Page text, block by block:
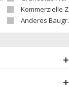
Kommerzielle Zone
Anderes Baugrundstück